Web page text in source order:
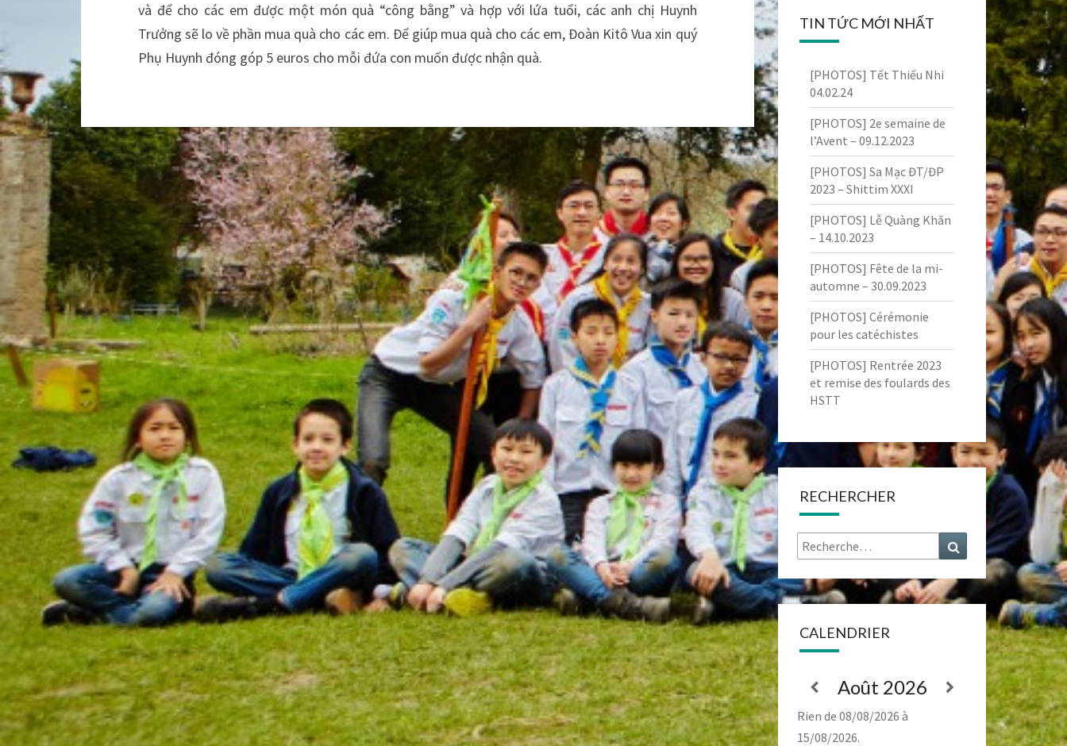
và để cho các em được một món quà “công bằng” và hợp với lứa tuổi, các anh chị Huynh
Trưởng sẽ lo về phần mua quà cho các em. Để giúp mua quà cho các em, Đoàn Kitô Vua xin quý
Phụ Huynh đóng góp 5 euros cho mỗi đứa con muốn được nhận quà.
TIN TỨC MỚI NHẤT
[PHOTOS] Tết Thiếu Nhi
04.02.24
[PHOTOS] 2e semaine de
l’Avent – 09.12.2023
[PHOTOS] Sa Mạc ĐT/ĐP
2023 – Shittim XXXI
[PHOTOS] Lễ Quàng Khăn
– 14.10.2023
[PHOTOS] Fête de la mi-
automne – 30.09.2023
[PHOTOS] Cérémonie
pour les catéchistes
[PHOTOS] Rentrée 2023
et remise des foulards des
HSTT
RECHERCHER
Rechercher : Recherche
CALENDRIER
Août 2026
Rien de 08/08/2026 à
15/08/2026.